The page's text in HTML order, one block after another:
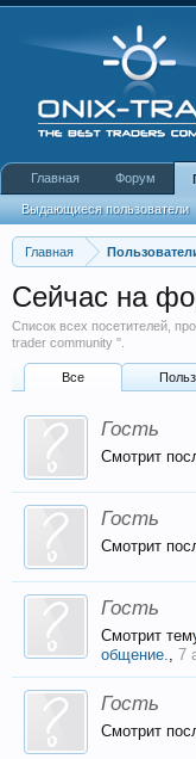
Главная
Сейчас на
Список всех посетителей,
trader community ".
Все
Гость
Смотрит
Гость
Смотрит
Гость
Смотрит
общение., 7
Гость
Смотрит
Главная Форум
Выдающиеся пользователи
Недавняя активность